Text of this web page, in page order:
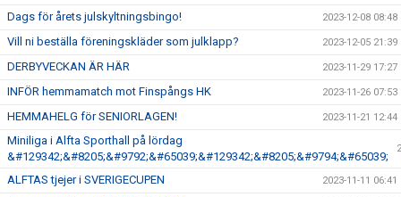
Dags för årets julskyltningsbingo! 2023-12-08 08:48
Vill ni beställa föreningskläder som julklapp? 2023-12-05 21:39
DERBYVECKAN ÄR HÄR 2023-11-29 17:27
INFÖR hemmamatch mot Finspångs HK 2023-11-26 07:53
HEMMAHELG för SENIORLAGEN! 2023-11-21 12:44
Miniliga i Alfta Sporthall på lördag
&#129342;&#8205;&#9792;&#65039;&#129342;&#8205;&#9794;&#65039;
ALFTAS tjejer i SVERIGECUPEN 2023-11-11 06:41